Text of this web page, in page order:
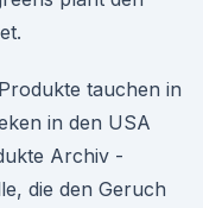
tauchen in
in den USA
Archiv -
die den Geruch